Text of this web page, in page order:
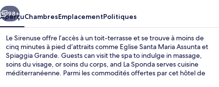
Suivant
98+
AperçuChambresEmplacementPolitiques
Le Sirenuse offre l’accès à un toit-terrasse et se trouve à moins de
cinq minutes à pied d’attraits comme Eglise Santa Maria Assunta et
Spiaggia Grande. Guests can visit the spa to indulge in massage,
soins du visage, or soins du corps, and La Sponda serves cuisine
méditerranéenne. Parmi les commodités offertes par cet hôtel de